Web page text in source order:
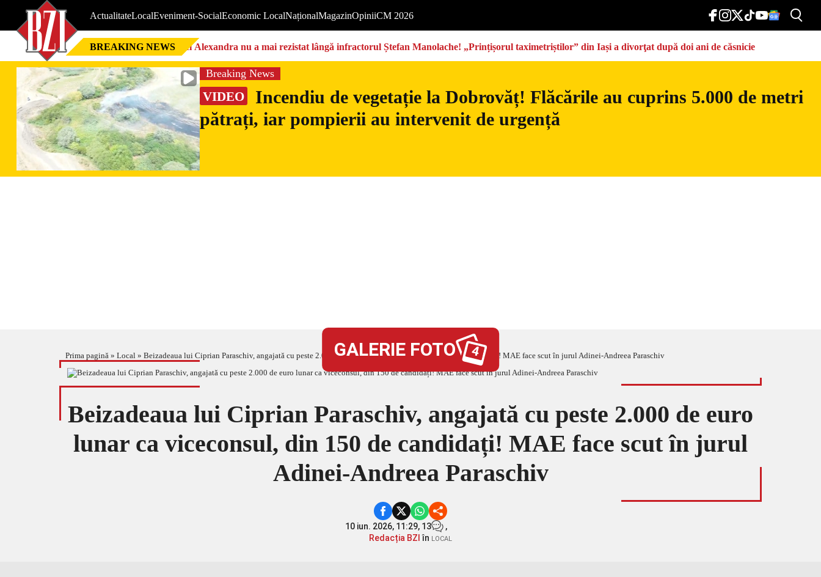
ActualitateLocalEveniment-SocialEconomic LocalNaționalMagazinOpiniiCM 2026
BREAKING NEWS Nici Alexandra nu a mai rezistat lângă infractorul Ștefan Manolache! „Prințișorul taximetriștilor” din Iași a divorţat după doi ani de căsnicie
Breaking News
VIDEO
Incendiu de vegetație la Dobrovăț! Flăcările au cuprins 5.000 de metri
pătrați, iar pompierii au intervenit de urgență
Prima pagină » Local » Beizadeaua lui Ciprian Paraschiv, angajată cu peste 2.000 de euro lunar ca viceconsul, din 150 de candidați! MAE face scut în jurul Adinei-Andreea Paraschiv
GALERIE FOTO 4
Beizadeaua lui Ciprian Paraschiv, angajată cu peste 2.000 de euro
lunar ca viceconsul, din 150 de candidați! MAE face scut în jurul
Adinei-Andreea Paraschiv
10 iun. 2026, 11:29, 13
,
Redacția BZI în LOCAL